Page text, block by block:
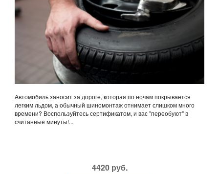
Автомобиль заносит за дороге, которая по ночам покрывается
легким льдом, а обычный шиномонтаж отнимает слишком много
времени? Воспользуйтесь сертификатом, и вас "переобуют" в
считанные минуты!...
4420 руб.